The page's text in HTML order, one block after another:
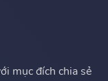
mục đích chia sẻ